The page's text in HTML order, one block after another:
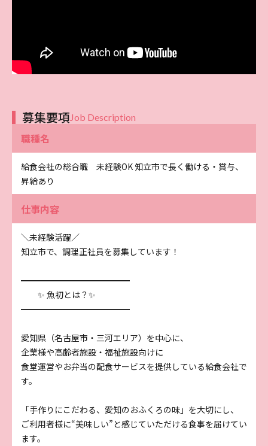
募集要項 Job Description
職種名
給食会社の総合職 未経験OK 知立市で長く働ける・賞与、
昇給あり
仕事内容
＼未経験活躍／
知立市で、調理正社員を募集しています！
━━━━━━━━━━━━━
✨ 魚初とは？✨
━━━━━━━━━━━━━
愛知県（名古屋市・三河エリア）を中心に、
企業様や高齢者施設・福祉施設向けに
食堂運営やお弁当の配食サービスを提供している給食会社で
す。
「手作りにこだわる、愛知のおふくろの味」を大切にし、
ご利用者様に“美味しい”と感じていただける食事を届けてい
ます。